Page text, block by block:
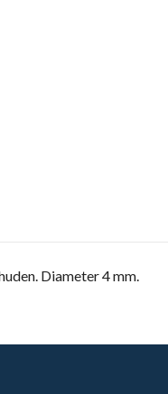
Diameter 4 mm.